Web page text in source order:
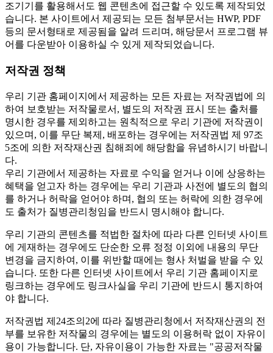
조기기를 활용해서도 웹 콘텐츠에 접근할 수 있도록 제작되었
습니다. 본 사이트에서 제공되는 모든 첨부문서는 HWP, PDF
등의 문서형태로 제공됨을 알려 드리며, 해당문서 프로그램 뷰
어를 다운받아 이용하실 수 있게 제작되었습니다.
저작권 정책
우리 기관 홈페이지에서 제공하는 모든 자료는 저작권법에 의
하여 보호받는 저작물로서, 별도의 저작권 표시 또는 출처를
명시한 경우를 제외하고는 원칙적으로 우리 기관에 저작권이
있으며, 이를 무단 복제, 배포하는 경우에는 저작권법 제 97조
5조에 의한 저작재산권 침해죄에 해당함을 유념하시기 바랍니
다.
우리 기관에서 제공하는 자료로 수익을 얻거나 이에 상응하는
혜택을 얻고자 하는 경우에는 우리 기관과 사전에 별도의 협의
를 하거나 허락을 얻어야 하며, 협의 또는 허락에 의한 경우에
도 출처가 질병관리청임을 반드시 명시해야 합니다.
우리 기관의 콘텐츠를 적법한 절차에 따라 다른 인터넷 사이트
에 게재하는 경우에도 단순한 오류 정정 이외에 내용의 무단
변경을 금지하여, 이를 위반할 때에는 형사 처벌을 받을 수 있
습니다. 또한 다른 인터넷 사이트에서 우리 기관 홈페이지로
링크하는 경우에도 링크사실을 우리 기관에 반드시 통지하여
야 합니다.
저작권법 제24조의2에 따라 질병관리청에서 저작재산권의 전
부를 보유한 저작물의 경우에는 별도의 이용허락 없이 자유이
용이 가능합니다. 단, 자유이용이 가능한 자료는 "공공저작물